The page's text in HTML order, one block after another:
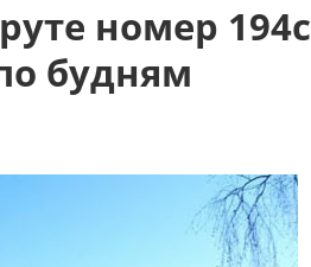
номер 194с
будням